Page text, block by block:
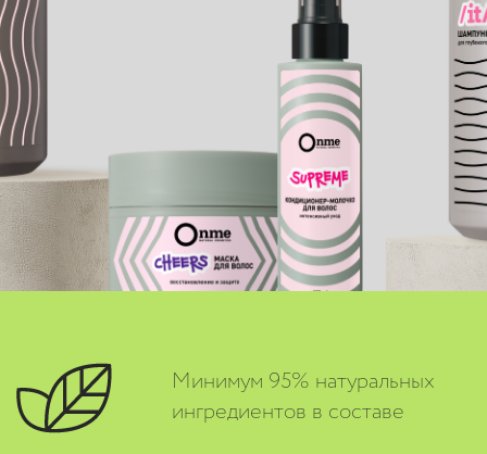
Минимум 95% натуральных
ингредиентов в составе